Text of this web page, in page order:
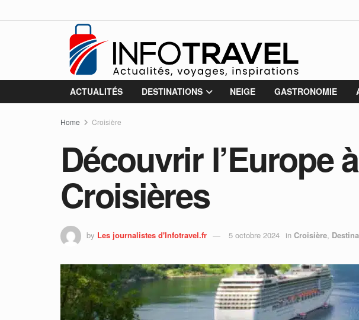
ACTUALITÉS DESTINATIONS NEIGE GASTRONOMIE
Home Croisière
Découvrir l’Europe
Croisières
by Les journalistes d'Infotravel.fr 5 octobre 2024 in Croisière,